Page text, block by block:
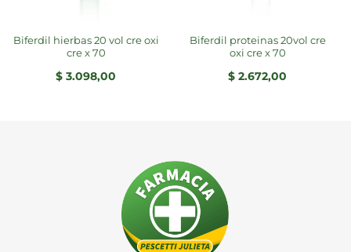
biferdil hierbas 20 vol cre oxi
cre x 70
$ 3.098,00
biferdil proteinas 20vol cre
oxi cre x 70
$ 2.672,00